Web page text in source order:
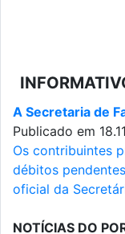
A Secretaria de
Publicado em
Os contribuintes
débitos
oficial da
NOTÍCIAS DO